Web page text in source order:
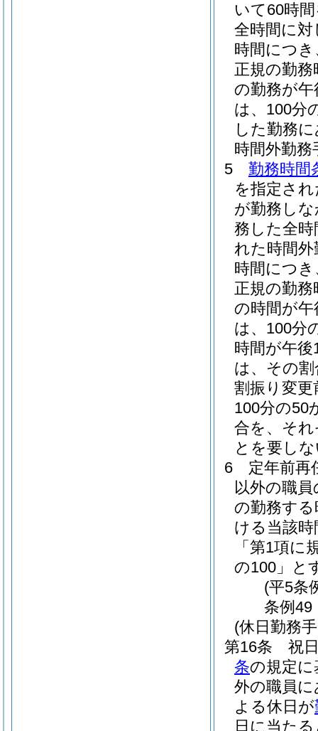
いて60時
全時間に対
時間につき
正規の勤
の勤務が
は、100分
した勤務
時間外勤
5
勤務時間
を指定さ
が勤務し
務した全
れた時間
時間につき
正規の勤
の時間が
は、100分
時間が午
は、その
割振り変
100分の50
合を、そ
とを要し
6
定年前再
以外の職
の勤務す
ける当該
「第1項
の100」と
(平5条
条例49
(休日勤務
第16条
祝
条の規定
外の職員
よる休日が
日に当た